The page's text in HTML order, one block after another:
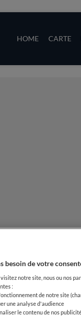
HOME CARTE
besoin de votre
notre site, nous ou nos
:
de notre site
une analyse d'audience
le contenu de nos